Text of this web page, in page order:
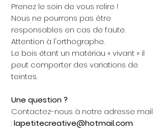
Prenez le soin de vous relire !
Nous ne pourrons pas être
responsables en cas de faute.
Attention à l'orthographe.
Le bois étant un matériau « vivant » il
peut comporter des variations de
teintes.
Une question ?
Contactez-nous à notre adresse mail
:lapetitecreative@hotmail.com.